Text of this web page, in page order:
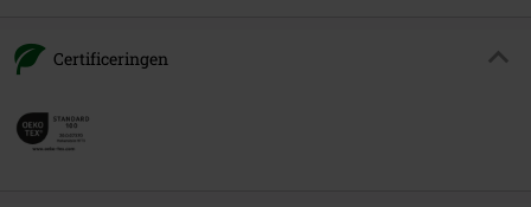
Certificeringen